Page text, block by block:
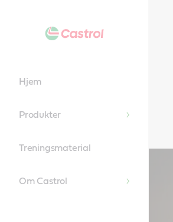
Hjem
Produkter
Treningsmaterial
Om Castrol